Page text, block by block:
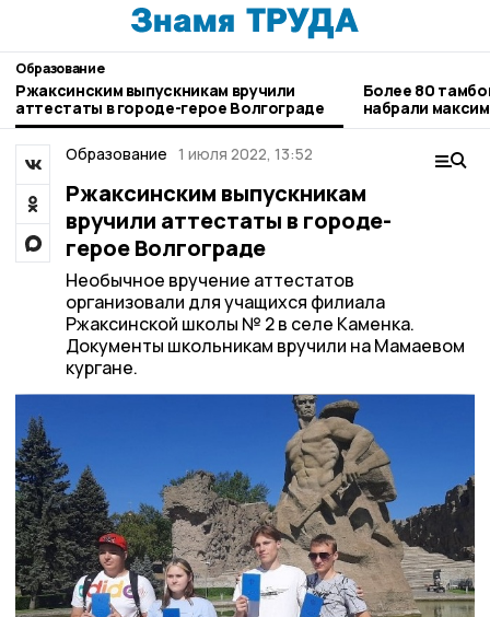
Образование
Ржаксинским выпускникам вручили
аттестаты в городе-герое Волгограде
Более 80
набрали
Образование 1 июля 2022, 13:52
Ржаксинским выпускникам
вручили аттестаты в городе-
герое Волгограде
Необычное вручение аттестатов
организовали для учащихся филиала
Ржаксинской школы № 2 в селе Каменка.
Документы школьникам вручили на Мамаевом
кургане.